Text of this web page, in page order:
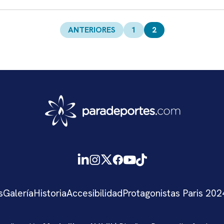
ANTERIORES 1 2
GaleríaHistoriaAccesibilidadProtagonistas Paris